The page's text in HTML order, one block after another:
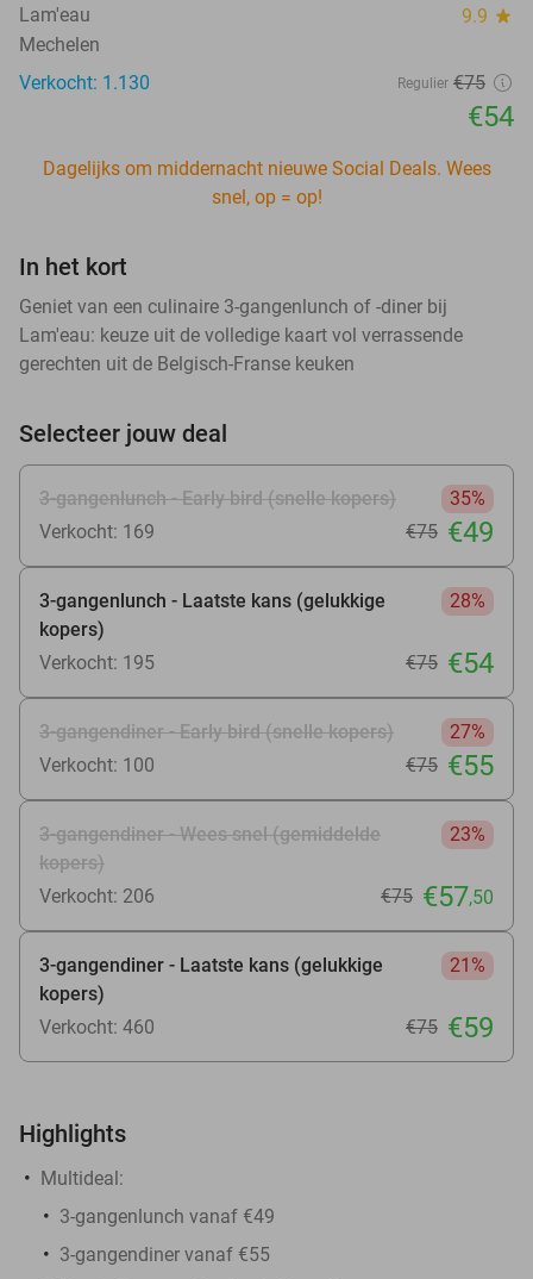
Lam'eau 9.9 star
Mechelen
Verkocht: 1.130
Regulier €75
€54
Dagelijks om middernacht nieuwe Social Deals. Wees
snel, op = op!
In het kort
Geniet van een culinaire 3-gangenlunch of -diner bij
Lam'eau: keuze uit de volledige kaart vol verrassende
gerechten uit de Belgisch-Franse keuken
Selecteer jouw deal
3-gangenlunch - Early bird (snelle kopers)
35%
Verkocht: 169
€75 €49
3-gangenlunch - Laatste kans (gelukkige
kopers)
28%
Verkocht: 195 €75 €54
3-gangendiner - Early bird (snelle kopers)
27%
Verkocht: 100
€75 €55
3-gangendiner - Wees snel (gemiddelde
kopers)
23%
Verkocht: 206 €75 €57,50
3-gangendiner - Laatste kans (gelukkige
kopers)
21%
Verkocht: 460 €75 €59
Highlights
Multideal:
3-gangenlunch vanaf €49
3-gangendiner vanaf €55